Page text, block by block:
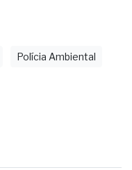
Polícia Ambiental